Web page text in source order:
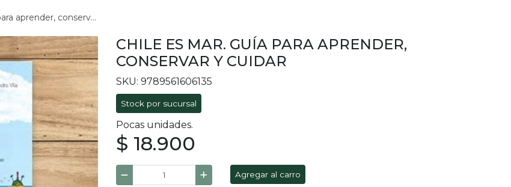
conservar y cuidar
CHILE ES MAR. GUÍA PARA APRENDER,
CONSERVAR Y CUIDAR
SKU: 9789561606135
Stock por sucursal
Pocas unidades.
$ 18.900
Agregar al carro